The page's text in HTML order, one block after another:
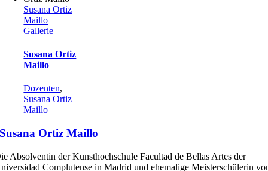
Susana Ortiz
Maillo
Gallerie
Susana Ortiz
Maillo
Dozenten,
Susana Ortiz
Maillo
Susana Ortiz Maillo
Absolventin der Kunsthochschule Facultad de Bellas Artes der
Complutense in Madrid und ehemalige Meisterschülerin